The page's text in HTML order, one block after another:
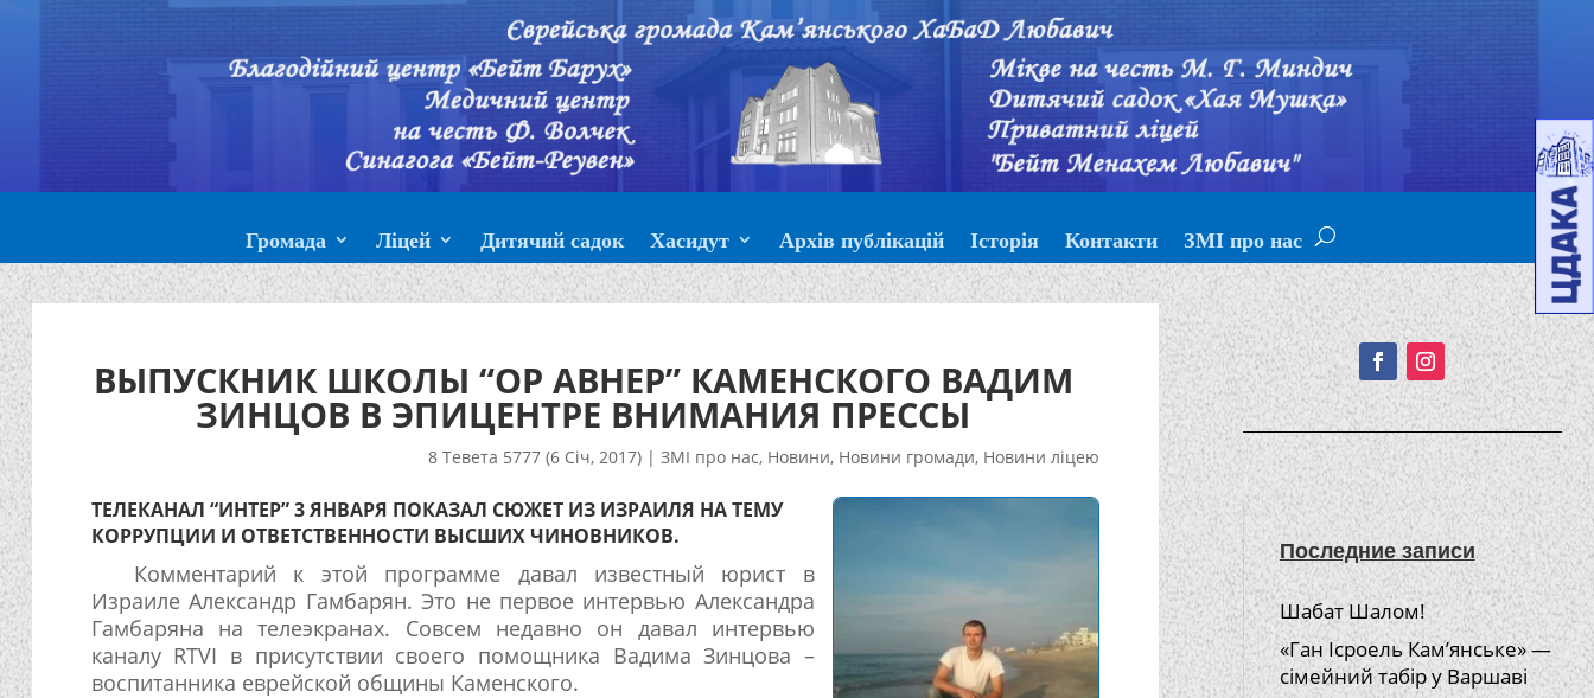
Громада Ліцей Дитячий садок Хасидут Архів публікацій Історія Контакти ЗМІ про нас
ВЫПУСКНИК ШКОЛЫ “ОР АВНЕР” КАМЕНСКОГО ВАДИМ
ЗИНЦОВ В ЭПИЦЕНТРЕ ВНИМАНИЯ ПРЕССЫ
8 Тевета 5777 (6 Січ, 2017)| ЗМІ про нас, Новини, Новини громади, Новини ліцею
ТЕЛЕКАНАЛ “ИНТЕР” 3 ЯНВАРЯ ПОКАЗАЛ СЮЖЕТ ИЗ ИЗРАИЛЯ НА ТЕМУ
КОРРУПЦИИ И ОТВЕТСТВЕННОСТИ ВЫСШИХ ЧИНОВНИКОВ.
Комментарий к этой программе давал известный юрист в
Израиле Александр Гамбарян. Это не первое интервью Александра
Гамбаряна на телеэкранах. Совсем недавно он давал интервью
каналу RTVI в присутствии своего помощника Вадима Зинцова –
воспитанника еврейской общины Каменского.
Подписывайтесь!
Последние записи
Шабат Шалом!
«Ган Ісроель Кам’янське» —
сімейний табір у Варшаві